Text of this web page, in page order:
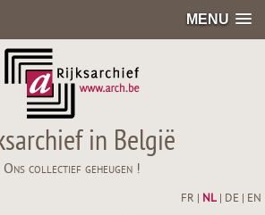
MENU
in België
Ons collectief geheugen !
FR NL| DE EN